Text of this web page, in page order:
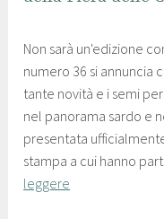
NEWS
8
g
i
u
g
n
o
r
o
l
o
c
o
l
Non sarà un'edizione
numero 36 si annuncia
tante novità e i semi
nel panorama sardo e
presentata
stampa a cui hanno
leggere